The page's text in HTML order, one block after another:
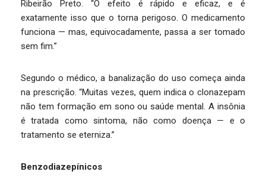
Ribeirão Preto. “O efeito é rápido e eficaz, e é
exatamente isso que o torna perigoso. O medicamento
funciona — mas, equivocadamente, passa a ser tomado
sem fim.”
Segundo o médico, a banalização do uso começa ainda
na prescrição. “Muitas vezes, quem indica o clonazepam
não tem formação em sono ou saúde mental. A insônia
é tratada como sintoma, não como doença — e o
tratamento se eterniza.”
Benzodiazepínicos